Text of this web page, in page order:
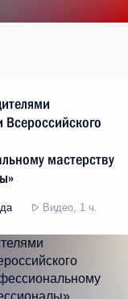
мастерству
Видео, 1 ч.